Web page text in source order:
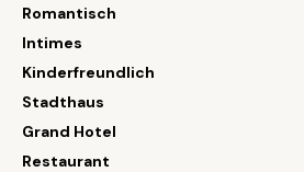
Romantisch
Intimes
Kinderfreundlich
Stadthaus
Grand Hotel
Restaurant